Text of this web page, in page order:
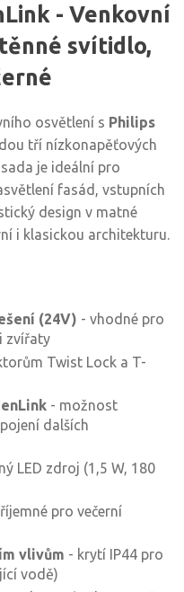
- Venkovní
svítidlo,
osvětlení s Philips
tří nízkonapěťových
je ideální pro
fasád, vstupních
design v matné
i klasickou architekturu.
(24V) - vhodné pro
zvířaty
Twist Lock a T-
- možnost
dalších
LED zdroj (1,5 W, 180
pro večerní
vlivům - krytí IP44 pro
vodě)